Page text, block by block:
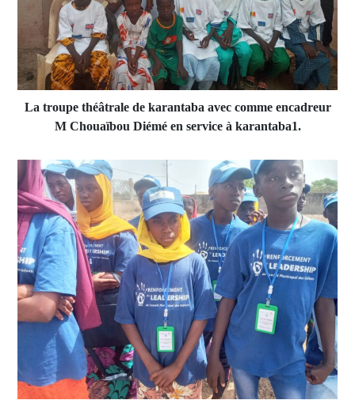
La troupe théâtrale de karantaba avec comme encadreur
M Chouaïbou Diémé en service à karantaba1.